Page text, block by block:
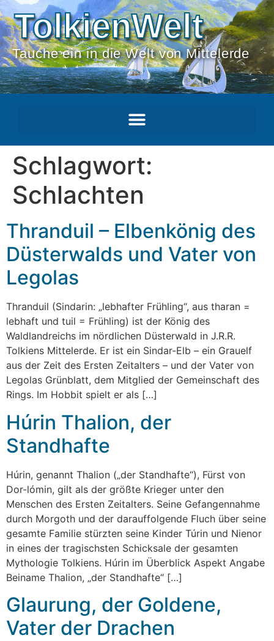
TolkienWelt
Tauche ein in die Welt von Mittelerde
Schlagwort:
Schlachten
Thranduil – Elbenkönig des
Düsterwalds und Vater von
Legolas
Thranduil (Sindarin: „lebhafter Frühling“, aus tharan =
lebhaft und tuil = Frühling) ist der König des
Waldlandreichs im nördlichen Düsterwald in J.R.R.
Tolkiens Mittelerde. Er ist ein Sindar-Elb – ein Grauelf
aus der Zeit des Ersten Zeitalters – und der Vater von
Legolas Grünblatt, dem Mitglied der Gemeinschaft des
Rings. Im Hobbit spielt er als […]
Húrin Thalion, der
Standhafte
Húrin, genannt Thalion („der Standhafte“), Fürst von
Dor-lómin, gilt als der größte Krieger unter den
Menschen des Ersten Zeitalters. Seine Gefangennahme
durch Morgoth und der darauffolgende Fluch über seine
gesamte Familie stürzten seine Kinder Túrin und Nienor
in eines der tragischsten Schicksale der gesamten
Mythologie Tolkiens. Húrin im Überblick Aspekt Angabe
Beiname Thalion, „der Standhafte“ […]
Glaurung, der Goldene,
Vater der Drachen